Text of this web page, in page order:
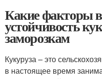
Какие факторы
устойчивость
заморозкам
Кукуруза – это
в настоящее время